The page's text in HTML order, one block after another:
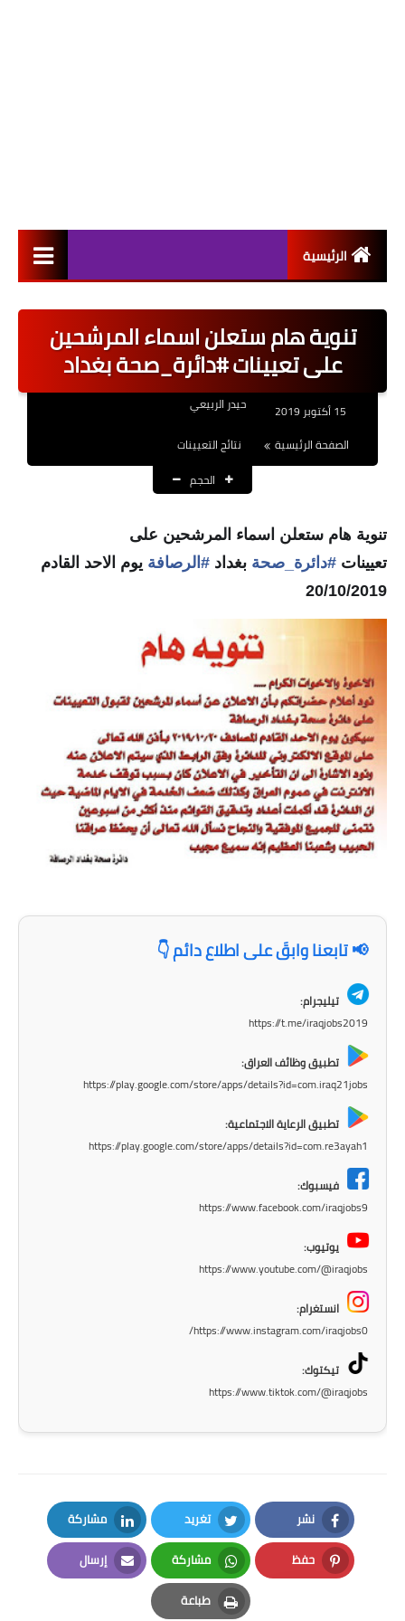
الرئيسية
اخبار القطاع العام
اخبار القطاع الخاص
العقود والاجور اليومية
الرواتب
المنح المالية
قطع الاراضي
الاخبار السياسية
الاخبار الامنية
الاخبار الاقتصادية
اخبار وقرارات وزارة التربية
المرحلة المتوسطة
كتب مدرسية
المرحلة الابتدائية
المرحلة المتوسطة
تنوية هام ستعلن اسماء المرشحين
على تعيينات #دائرة_صحة بغداد
حيدر الربيعي
الصفحة الرئيسية
نتائج التعيينات
الحجم
تنوية هام ستعلن اسماء المرشحين على
تعيينات #دائرة_صحة بغداد # الرصافة يوم الاحد القادم
20/10/2019
📢 تابعنا وابقَ على اطلاع دائم 👇
تيليجرام:
https://t.me/iraqjobs2019
تطبيق وظائف العراق:
https://play.google.com/store/apps/details?id=com.iraq21jobs
تطبيق الرعاية الاجتماعية:
https://play.google.com/store/apps/details?id=com.re3ayah1
فيسبوك:
https://www.facebook.com/iraqjobs9
يوتيوب:
https://www.youtube.com/@iraqjobs
انستغرام:
https://www.instagram.com/iraqjobs0/
تيكتوك:
https://www.tiktok.com/@iraqjobs
نشر
Facebook
تغريد
Twitter
مشاركة
LinkedIn
حفظ
Pinterest
مشاركة
Whatsapp
إرسال
Email
طباعة